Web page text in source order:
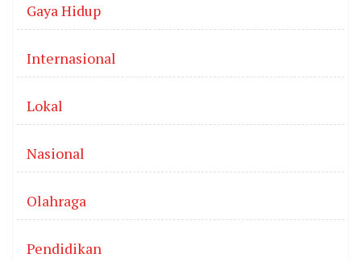
Gaya Hidup
Internasional
Lokal
Nasional
Olahraga
Pendidikan